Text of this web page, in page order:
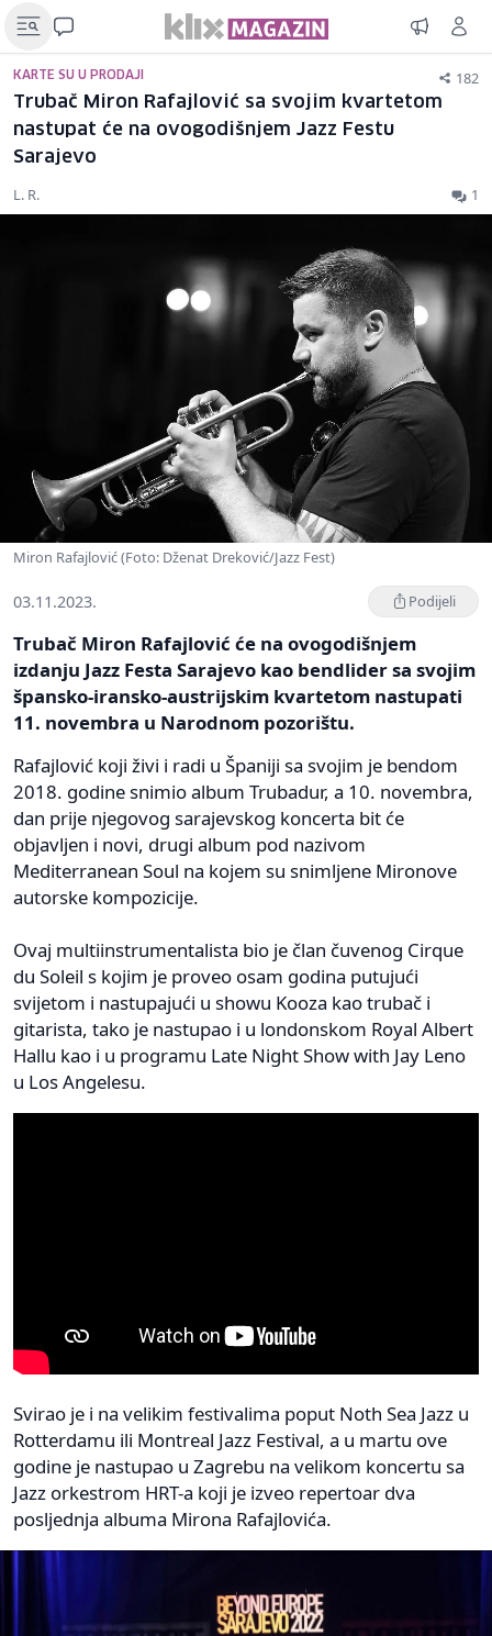
KARTE SU U PRODAJI 182
Trubač Miron Rafajlović sa svojim kvartetom
nastupat će na ovogodišnjem Jazz Festu
Sarajevo
L. R. 1
Miron Rafajlović (Foto: Dženat Dreković/Jazz Fest)
03.11.2023. Podijeli
Trubač Miron Rafajlović će na ovogodišnjem
izdanju Jazz Festa Sarajevo kao bendlider sa svojim
špansko-iransko-austrijskim kvartetom nastupati
11. novembra u Narodnom pozorištu.
Rafajlović koji živi i radi u Španiji sa svojim je bendom
2018. godine snimio album Trubadur, a 10. novembra,
dan prije njegovog sarajevskog koncerta bit će
objavljen i novi, drugi album pod nazivom
Mediterranean Soul na kojem su snimljene Mironove
autorske kompozicije.
Ovaj multiinstrumentalista bio je član čuvenog Cirque
du Soleil s kojim je proveo osam godina putujući
svijetom i nastupajući u showu Kooza kao trubač i
gitarista, tako je nastupao i u londonskom Royal Albert
Hallu kao i u programu Late Night Show with Jay Leno
u Los Angelesu.
Svirao je i na velikim festivalima poput Noth Sea Jazz u
Rotterdamu ili Montreal Jazz Festival, a u martu ove
godine je nastupao u Zagrebu na velikom koncertu sa
Jazz orkestrom HRT-a koji je izveo repertoar dva
posljednja albuma Mirona Rafajlovića.